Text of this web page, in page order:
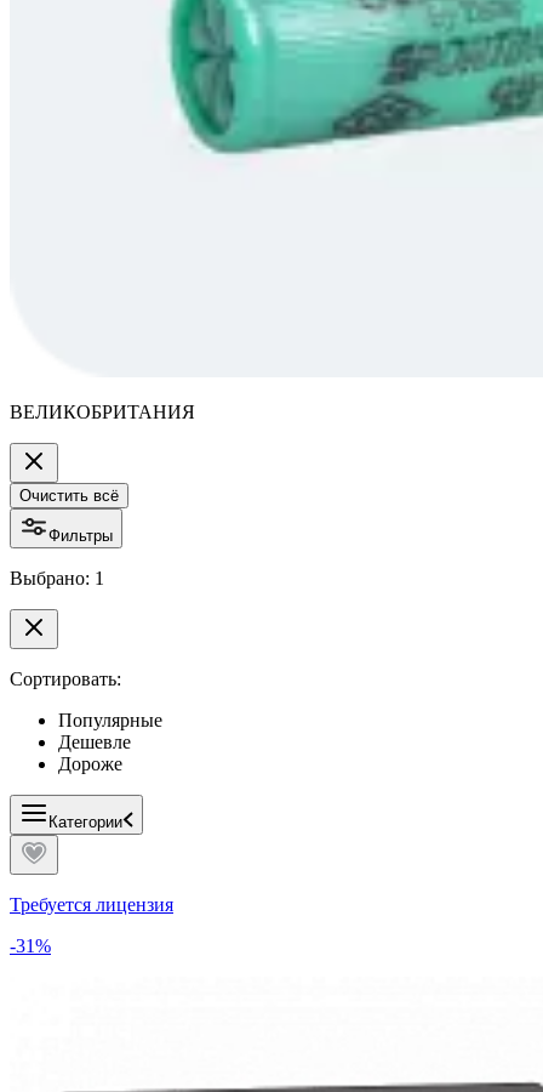
ВЕЛИКОБРИТАНИЯ
Очистить всё
Фильтры
Выбрано: 1
Сортировать:
Популярные
Дешевле
Дороже
Категории
Требуется лицензия
-31%